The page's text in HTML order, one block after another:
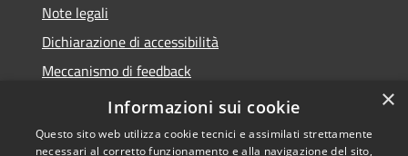
Note legali
Dichiarazione di accessibilità
Meccanismo di feedback
Whistleblowing
×
Informazioni sui cookie
Questo sito web utilizza cookie tecnici e assimilati strettamente
necessari al corretto funzionamento e alla navigazione del sito,